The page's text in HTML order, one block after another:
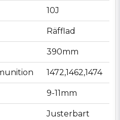
10J
Räfflad
390mm
1472,1462,1474
9-11mm
Justerbart